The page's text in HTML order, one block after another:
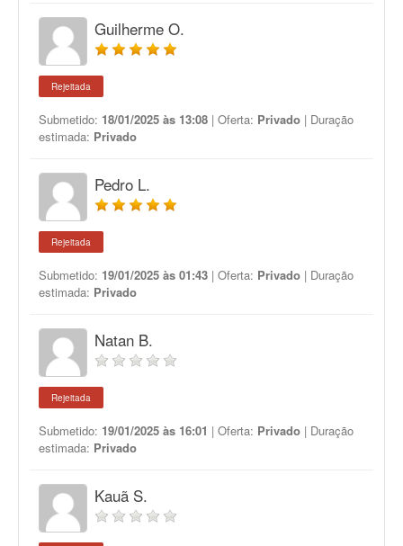
Guilherme O.
Rejeitada
Submetido: 18/01/2025 às 13:08 | Oferta: Privado | Duração
estimada: Privado
Pedro L.
Rejeitada
Submetido: 19/01/2025 às 01:43 | Oferta: Privado | Duração
estimada: Privado
Natan B.
Rejeitada
Submetido: 19/01/2025 às 16:01 | Oferta: Privado | Duração
estimada: Privado
Kauã S.